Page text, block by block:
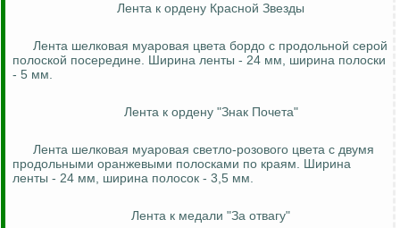
Лента к ордену Красной Звезды
Лента шелковая муаровая цвета бордо с продольной серой
полоской посередине. Ширина ленты - 24 мм, ширина полоски
- 5 мм.
Лента к ордену "Знак Почета"
Лента шелковая муаровая светло-розового цвета с двумя
продольными оранжевыми полосками по краям. Ширина
ленты - 24 мм, ширина полосок - 3,5 мм.
Лента к медали "За отвагу"